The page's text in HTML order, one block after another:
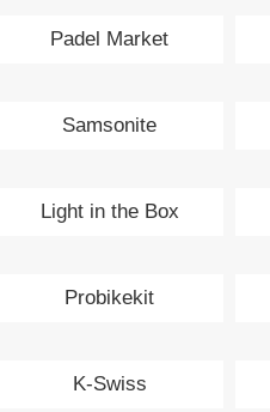
Padel Market
Samsonite
Light in the Box
Probikekit
K-Swiss